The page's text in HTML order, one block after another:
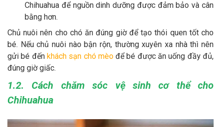
Chihuahua để nguồn dinh dưỡng được đảm bảo và cân
bằng hơn.
Chủ nuôi nên cho chó ăn đúng giờ để tạo thói quen tốt cho
bé. Nếu chủ nuôi nào bận rộn, thường xuyên xa nhà thì nên
gửi bé đếnkhách sạn chó mèođể bé được ăn uống đầy đủ,
đúng giờ giấc.
1.2. Cách chăm sóc vệ sinh cơ thể cho
Chihuahua